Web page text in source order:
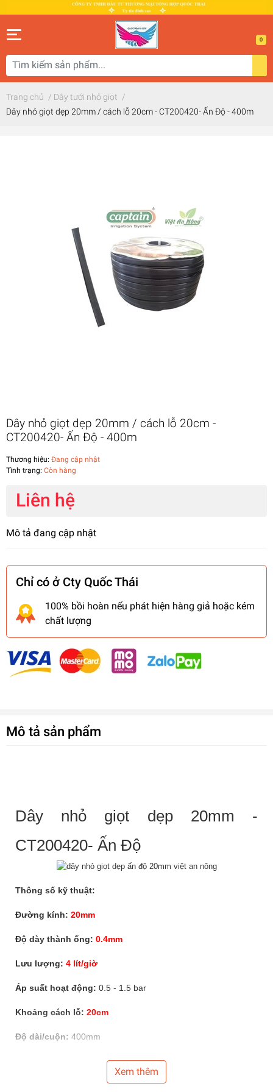
0
Trang chủ / Dây tưới nhỏ giọt /
Dây nhỏ giọt dẹp 20mm / cách lỗ 20cm - CT200420- Ấn Độ - 400m
Dây nhỏ giọt dẹp 20mm / cách lỗ 20cm -
CT200420- Ấn Độ - 400m
Thương hiệu: Đang cập nhật
Tình trạng: Còn hàng
Liên hệ
Mô tả đang cập nhật
Chỉ có ở Cty Quốc Thái
100% bồi hoàn nếu phát hiện hàng giả hoặc kém
chất lượng
Mô tả sản phẩm
Dây nhỏ giọt dẹp
20mm -
CT200420- Ấn Độ
Thông số kỹ thuật:
Đường kính: 20mm
Độ dày thành ống: 0.4mm
Lưu lượng: 4 lít/giờ
Áp suất hoạt động: 0.5 - 1.5 bar
Khoảng cách lỗ: 20cm
Độ dài/cuộn: 400mm
Captain - Ấn Độ
Xem thêm